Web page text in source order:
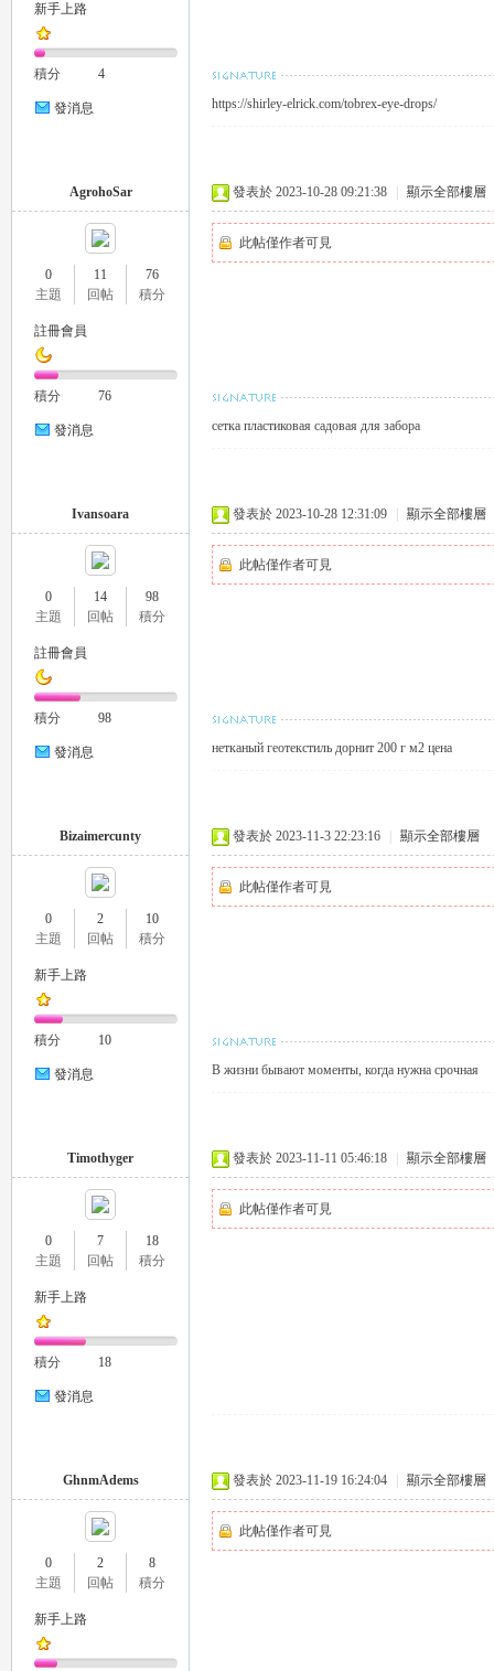
新手上路
積分 4
發消息 https://shirley-elrick.com/tobrex-eye-drops/
AgrohoSar
0
主題
11
回帖
76
積分
註冊會員
積分 76
發消息
發表於 2023-10-28 09:21:38 顯示全部樓層
此帖僅作者可見
сетка пластиковая садовая для забора
Ivansoara
0
主題
14
回帖
98
積分
註冊會員
積分 98
發消息
發表於 2023-10-28 12:31:09 顯示全部樓層
此帖僅作者可見
нетканый геотекстиль дорнит 200 г м2 цена
Bizaimercunty
0
主題
2
回帖
10
積分
新手上路
積分 10
發消息
發表於 2023-11-3 22:23:16 顯示全部樓層
此帖僅作者可見
В жизни бывают моменты, когда нужна срочная
Timothyger
0
主題
7
回帖
18
積分
新手上路
積分 18
發消息
發表於 2023-11-11 05:46:18 顯示全部樓層
此帖僅作者可見
GhnmAdems
0
主題
2
回帖
8
積分
新手上路
發表於 2023-11-19 16:24:04 顯示全部樓層
此帖僅作者可見